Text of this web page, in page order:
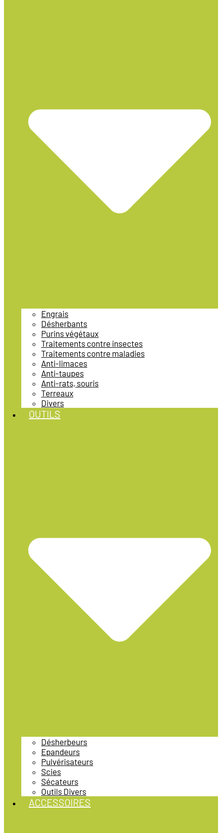
Engrais
Désherbants
Purins végétaux
Traitements contre insectes
Traitements contre maladies
Anti-limaces
Anti-taupes
Anti-rats, souris
Terreaux
Divers
OUTILS
Désherbeurs
Epandeurs
Pulvérisateurs
Scies
Sécateurs
Outils Divers
ACCESSOIRES